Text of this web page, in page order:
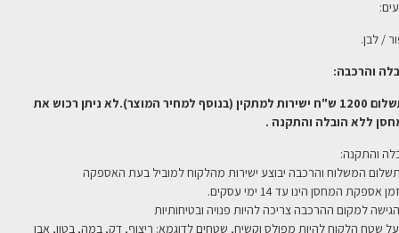
/ לבן.
והרכבה:
1200 ש"ח י
שירות למתקין (בנוסף למחיר המוצר).לא ניתן רכוש את
ללא הובלה והתקנה .
והתקנה:
על שטח הלקוח להיות מפולס וקשיח, שטחים לדוגמא: ריצוף, דק, במה, בטון, אבן